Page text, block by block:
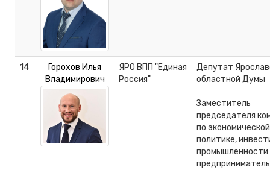
14
Горохов Илья
Владимирович
ЯРО ВПП "Единая
Россия"
Депутат
областной Думы
Заместитель
председателя
по экономической
политике,
промышленности